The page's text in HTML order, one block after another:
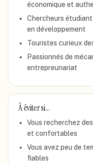
économique et
Chercheurs
en développement
Touristes curieux
Passionnés de
entrepreunariat
À éviter si…
Vous recherchez
et confortables
Vous avez peu de
fiables